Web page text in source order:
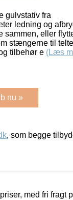
gulvstativ fra
ledning og
sammen, eller
stængerne til
tilbehør e (Læs
nu »
, som begge
med fri fragt